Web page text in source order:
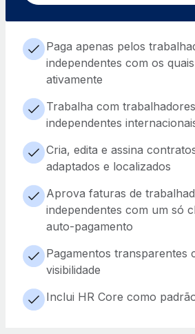
Paga apenas pelos
independentes com os
ativamente
Trabalha com trabalhadores
independentes
Cria, edita e assina
adaptados e localizados
Aprova faturas de
independentes com um só
auto-pagamento
Pagamentos transparentes
visibilidade
Inclui HR Core como